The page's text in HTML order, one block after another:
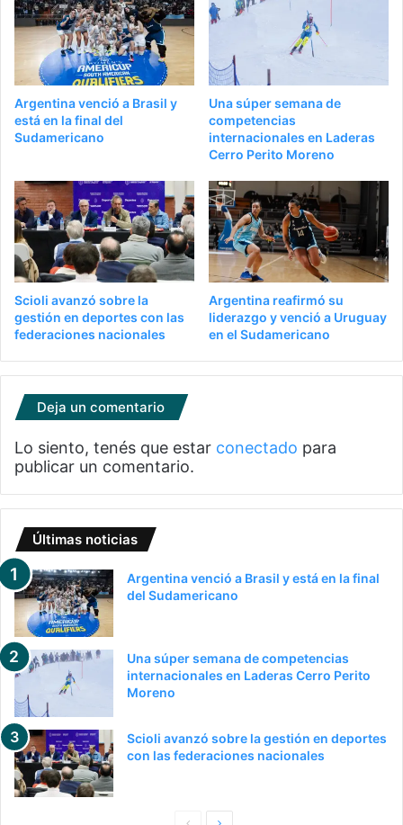
Argentina venció a Brasil y
está en la final del
Sudamericano
Una súper semana de
competencias
internacionales en Laderas
Cerro Perito Moreno
Scioli avanzó sobre la
gestión en deportes con las
federaciones nacionales
Argentina reafirmó su
liderazgo y venció a Uruguay
en el Sudamericano
Deja un comentario
Lo siento, tenés que estar conectado para
publicar un comentario.
Últimas noticias
Argentina venció a Brasil y está en la final
del Sudamericano
Una súper semana de competencias
internacionales en Laderas Cerro Perito
Moreno
Scioli avanzó sobre la gestión en deportes
con las federaciones nacionales